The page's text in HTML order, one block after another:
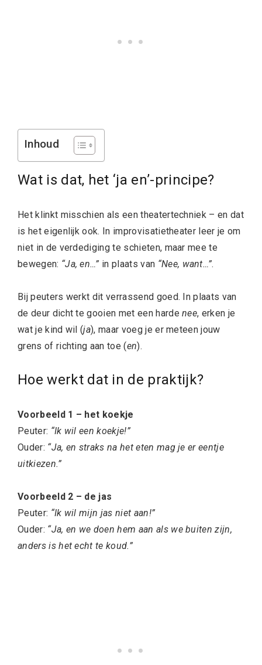
Inhoud
Wat is dat, het ‘ja en’-principe?
Het klinkt misschien als een theatertechniek – en dat
is het eigenlijk ook. In improvisatietheater leer je om
niet in de verdediging te schieten, maar mee te
bewegen: “Ja, en…” in plaats van “Nee, want…”.
Bij peuters werkt dit verrassend goed. In plaats van
de deur dicht te gooien met een hardenee, erken je
wat je kind wil (ja), maar voeg je er meteen jouw
grens of richting aan toe (en).
Hoe werkt dat in de praktijk?
Voorbeeld 1 – het koekje
Peuter: “Ik wil een koekje!”
Ouder: “Ja, en straks na het eten mag je er eentje
uitkiezen.”
Voorbeeld 2 – de jas
Peuter: “Ik wil mijn jas niet aan!”
Ouder: “Ja, en we doen hem aan als we buiten zijn,
anders is het echt te koud.”